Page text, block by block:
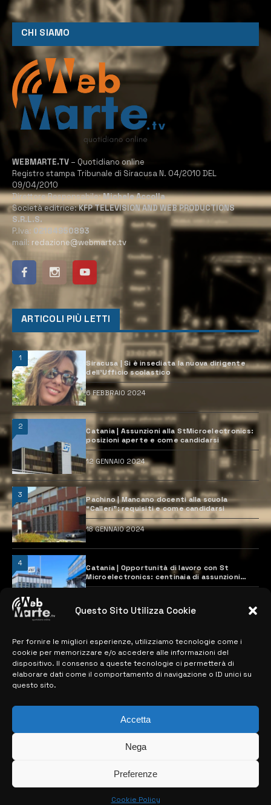
Questo Sito Utilizza Cookie
Per fornire le migliori esperienze, utilizziamo tecnologie come i
cookie per memorizzare e/o accedere alle informazioni del
dispositivo. Il consenso a queste tecnologie ci permetterà di
elaborare dati come il comportamento di navigazione o ID unici su
questo sito.
Accetta
Nega
Preferenze
Cookie Policy
CHI SIAMO
WEBMARTE.TV – Quotidiano online
Registro stampa Tribunale di Siracusa N. 04/2010 DEL
09/04/2010
Direttore Responsabile:Michele Accolla
Società editrice:KFP TELEVISION AND WEB PRODUCTIONS
S.R.L.S.
P.Iva: 02184950893
mail: redazione@webmarte.tv
ARTICOLI PIÙ LETTI
1
Siracusa | Si è insediata la nuova dirigente
dell’Ufficio scolastico
6 FEBBRAIO 2024
2
Catania | Assunzioni alla StMicroelectronics:
posizioni aperte e come candidarsi
12 GENNAIO 2024
3
Pachino | Mancano docenti alla scuola
“Calleri”: requisiti e come candidarsi
18 GENNAIO 2024
4
Catania | Opportunità di lavoro con St
Microelectronics: centinaia di assunzioni
previste
MAPPA DEL SITO
> NOTIZIE